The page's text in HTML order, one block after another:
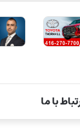
با ما